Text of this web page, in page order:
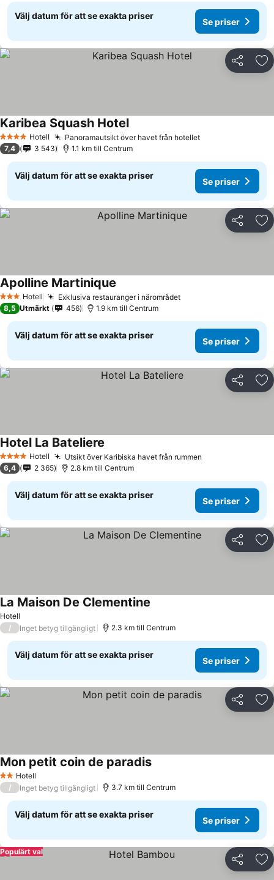
Välj datum för att se exakta priser
Se priser
Dela
4 StjärnorHotell Panoramautsikt över havet från hotellet
Karibea Squash Hotel
7,4 3 543 1.1 km till Centrum
Välj datum för att se exakta priser
Se priser
Dela
3 StjärnorHotell Exklusiva restauranger i närområdet
Apolline Martinique
8,5 Utmärkt 456 1.9 km till Centrum
Välj datum för att se exakta priser
Se priser
Dela
4 StjärnorHotell Utsikt över Karibiska havet från rummen
Hotel La Bateliere
6,4 2 365 2.8 km till Centrum
Välj datum för att se exakta priser
Se priser
Dela
Hotell
La Maison De Clementine
/ Inget betyg tillgängligt 2.3 km till Centrum
Välj datum för att se exakta priser
Se priser
Dela
2 Stjärnor
Hotell
Mon petit coin de paradis
/ Inget betyg tillgängligt 3.7 km till Centrum
Välj datum för att se exakta priser
Se priser
Dela
Populärt val